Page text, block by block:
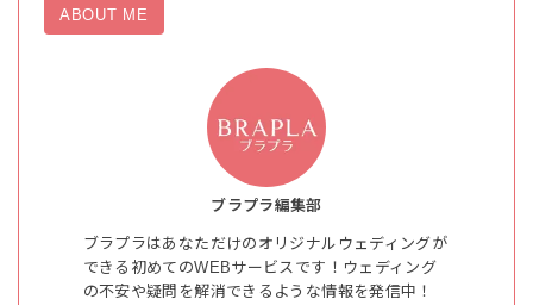
ABOUT ME
ブラプラ編集部
ブラプラはあなただけのオリジナルウェディングが
できる初めてのWEBサービスです！ウェディング
の不安や疑問を解消できるような情報を発信中！